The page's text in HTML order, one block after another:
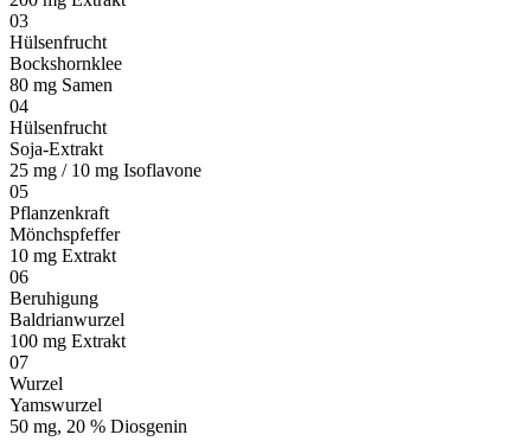
03
Hülsenfrucht
Bockshornklee
80 mg Samen
04
Hülsenfrucht
Soja-Extrakt
25 mg / 10 mg Isoflavone
05
Pflanzenkraft
Mönchspfeffer
10 mg Extrakt
06
Beruhigung
Baldrianwurzel
100 mg Extrakt
07
Wurzel
Yamswurzel
50 mg, 20 % Diosgenin